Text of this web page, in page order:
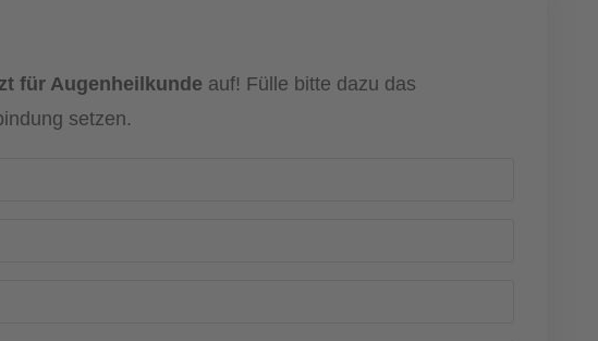
für Augenheilkunde auf! Fülle bitte dazu das
setzen.